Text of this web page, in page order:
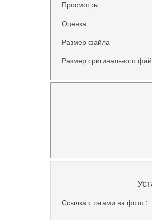
Просмотры
Оценка
Размер файла
Размер оригинального
Ссылка с тэгами на фото :